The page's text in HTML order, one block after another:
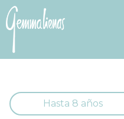
Hasta 8 años